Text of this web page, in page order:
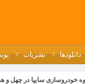
دانلودها نشریات
خودروسازی سایپا در چهل و